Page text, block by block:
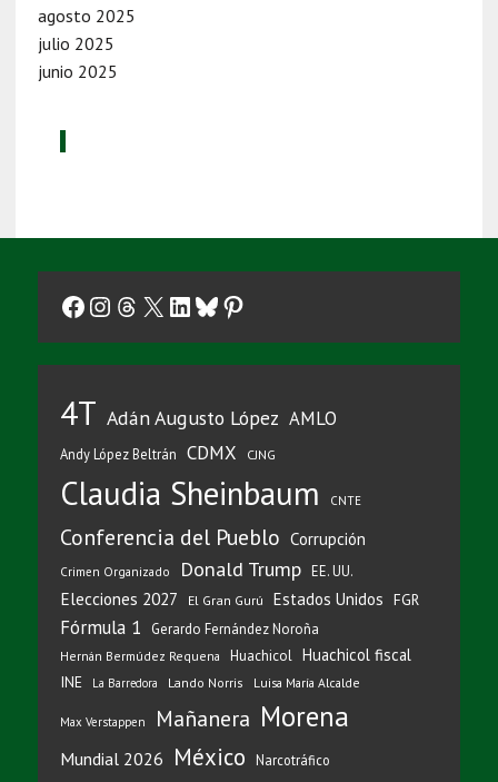
agosto 2025
julio 2025
junio 2025
Facebook
Instagram
Threads
X LinkedIn
Bluesky
Pinterest
4T Adán Augusto López AMLO
Andy López Beltrán CDMX CJNG
Claudia Sheinbaum CNTE
Conferencia del Pueblo Corrupción
Crimen Organizado Donald Trump EE. UU.
Elecciones 2027 El Gran Gurú Estados Unidos FGR
Fórmula 1 Gerardo Fernández Noroña
Hernán Bermúdez Requena Huachicol Huachicol fiscal
INE La Barredora Lando Norris Luisa María Alcalde
Max Verstappen Mañanera Morena
Mundial 2026 México Narcotráfico